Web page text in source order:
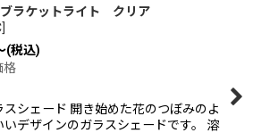
ラケットライト クリア
(税込)
格
スシェード 開き始めた花のつぼみのよ
いデザインのガラスシェードです。 溶